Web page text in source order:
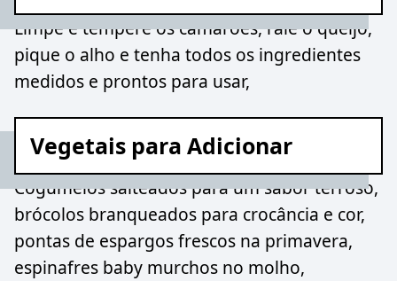
Limpe e tempere os camarões, rale o queijo,
pique o alho e tenha todos os ingredientes
medidos e prontos para usar,
Vegetais para Adicionar
Cogumelos salteados para um sabor terroso,
brócolos branqueados para crocância e cor,
pontas de espargos frescos na primavera,
espinafres baby murchos no molho,